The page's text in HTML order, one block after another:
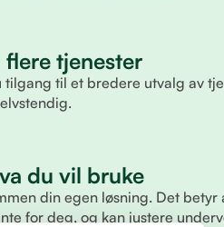
tjenester
tilgang til et bredere utvalg av
du vil bruke
din egen løsning. Det betyr
for deg, og kan justere